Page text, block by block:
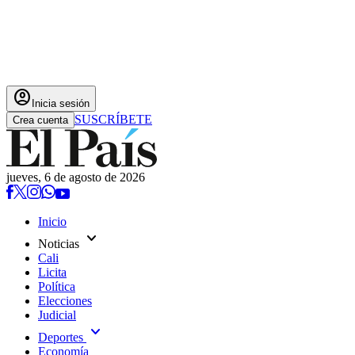
account_circle Inicia sesión
Crea cuenta SUSCRÍBETE
jueves, 6 de agosto de 2026
Inicio
Noticias expand_more
Cali
Licita
Política
Elecciones
Judicial
Deportes expand_more
Economía